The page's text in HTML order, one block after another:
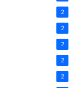
2
2
2
2
2